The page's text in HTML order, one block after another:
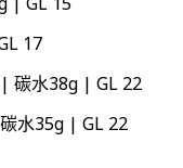
17
碳水38g | GL 22
水35g | GL 22